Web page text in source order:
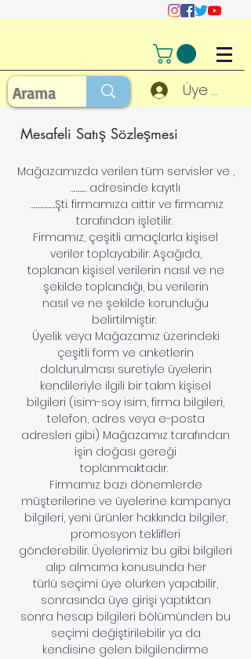
Üye Girişi
Mesafeli Satış Sözleşmesi
Mağazamızda verilen tüm servisler ve ,
………… adresinde kayıtlı
……………….Şti. firmamıza aittir ve firmamız
tarafından işletilir.
Firmamız, çeşitli amaçlarla kişisel
veriler toplayabilir. Aşağıda,
toplanan kişisel verilerin nasıl ve ne
şekilde toplandığı, bu verilerin
nasıl ve ne şekilde korunduğu
belirtilmiştir.
Üyelik veya Mağazamız üzerindeki
çeşitli form ve anketlerin
doldurulması suretiyle üyelerin
kendileriyle ilgili bir takım kişisel
bilgileri (isim-soy isim, firma bilgileri,
telefon, adres veya e-posta
adresleri gibi) Mağazamız tarafından
işin doğası gereği
toplanmaktadır.
Firmamız bazı dönemlerde
müşterilerine ve üyelerine kampanya
bilgileri, yeni ürünler hakkında bilgiler,
promosyon teklifleri
gönderebilir. Üyelerimiz bu gibi bilgileri
alıp almama konusunda her
türlü seçimi üye olurken yapabilir,
sonrasında üye girişi yaptıktan
sonra hesap bilgileri bölümünden bu
seçimi değiştirilebilir ya da
kendisine gelen bilgilendirme